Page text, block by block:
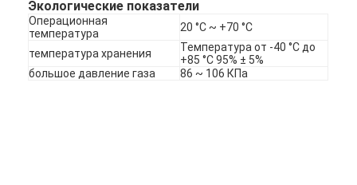
Экологические показатели
Операционная
температура
20 °C ~ +70 °C
температура хранения
Температура от -40 °C до
+85 °C 95% ± 5%
большое давление газа
86 ~ 106 КПа